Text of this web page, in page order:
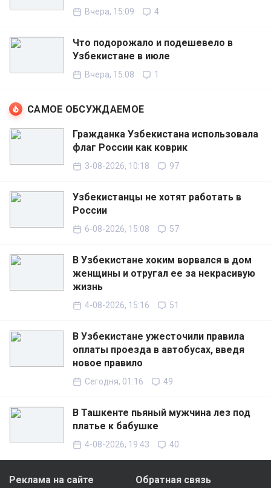
Вчера, 15:09 4
Что подорожало и подешевело в
Узбекистане в июле
Вчера, 15:08 1
САМОЕ ОБСУЖДАЕМОЕ
Гражданка Узбекистана использовала
флаг России как коврик
3-08-2026, 10:18 97
Узбекистанцы не хотят работать в
России
6-08-2026, 15:08 57
В Узбекистане хоким ворвался в дом
женщины и отругал ее за некрасивую
жизнь
4-08-2026, 15:16 51
В Узбекистане ужесточили правила
оплаты проезда в автобусах, введя
новое правило
Сегодня, 01:16 49
В Ташкенте пьяный мужчина лез под
платье к бабушке
4-08-2026, 19:43 40
Реклама на сайте Обратная связь